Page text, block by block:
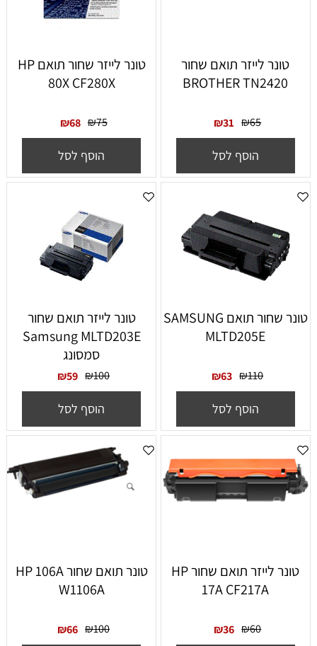
טונר לייזר תואם שחור
BROTHER TN2420
₪65
₪31
הוסף לסל
טונר לייזר ‏שחור תואם HP
80X CF280X
₪75
₪68
הוסף לסל
טונר שחור תואם SAMSUNG
MLTD205E
₪110
₪63
הוסף לסל
‏טונר לייזר תואם שחור
Samsung MLTD203E
סמסונג
₪100
₪59
הוסף לסל
‏טונר ‏לייזר תואם שחור HP
17A CF217A
₪60
₪36
‏טונר תואם שחור HP 106A
W1106A
₪100
₪66